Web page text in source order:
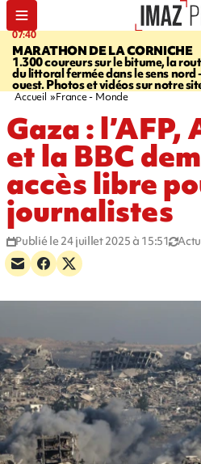
07:40
MARATHON DE LA CORNICHE
1.300 coureurs sur le bitume, la
du littoral fermée dans le sens nord
ouest. Photos et vidéos sur notre
Accueil France - Monde
Gaza : l’AFP,
et la BBC
accès libre
journalistes
Publié le 24 juillet 2025 à 15:51